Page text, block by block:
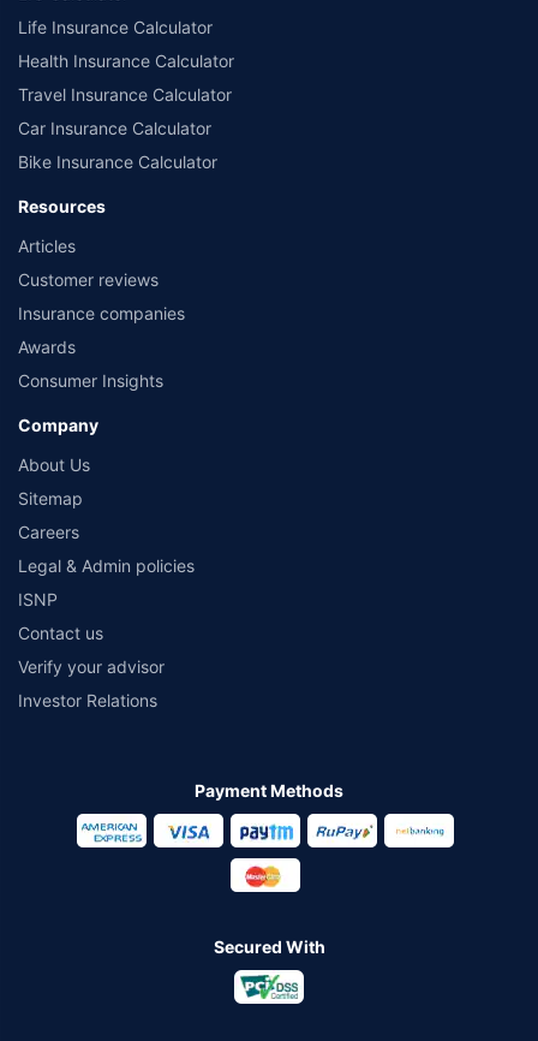
Life Insurance Calculator
Health Insurance Calculator
Travel Insurance Calculator
Car Insurance Calculator
Bike Insurance Calculator
Resources
Articles
Customer reviews
Insurance companies
Awards
Consumer Insights
Company
About Us
Sitemap
Careers
Legal & Admin policies
ISNP
Contact us
Verify your advisor
Investor Relations
Payment Methods
Secured With